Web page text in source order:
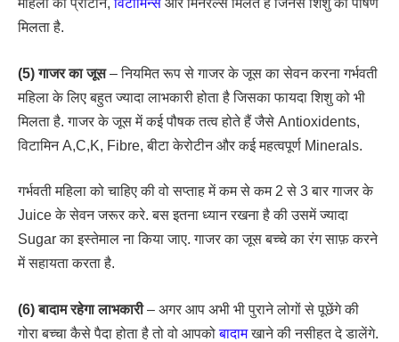
महिला को प्रोटीन,विटामिन्स और मिनरल्स मिलते हैं जिनसे शिशु को पोषण
मिलता है.
(5) गाजर का जूस– नियमित रूप से गाजर के जूस का सेवन करना गर्भवती
महिला के लिए बहुत ज्यादा लाभकारी होता है जिसका फायदा शिशु को भी
मिलता है. गाजर के जूस में कई पौषक तत्व होते हैं जैसे Antioxidents,
विटामिन A,C,K, Fibre, बीटा केरोटीन और कई महत्वपूर्ण Minerals.
गर्भवती महिला को चाहिए की वो सप्ताह में कम से कम 2 से 3 बार गाजर के
Juice के सेवन जरूर करे. बस इतना ध्यान रखना है की उसमें ज्यादा
Sugar का इस्तेमाल ना किया जाए. गाजर का जूस बच्चे का रंग साफ़ करने
में सहायता करता है.
(6) बादाम रहेगा लाभकारी– अगर आप अभी भी पुराने लोगों से पूछेंगे की
गोरा बच्चा कैसे पैदा होता है तो वो आपकोबादामखाने की नसीहत दे डालेंगे.